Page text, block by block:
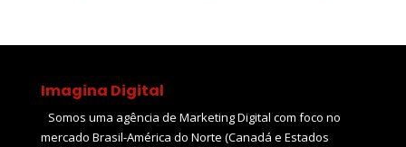
Imagina Digital
Somos uma agência de Marketing Digital com foco no
mercado Brasil-América do Norte (Canadá e Estados